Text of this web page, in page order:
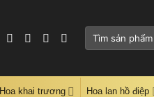
Tìm
Hoa khai trương Hoa lan hồ điệp